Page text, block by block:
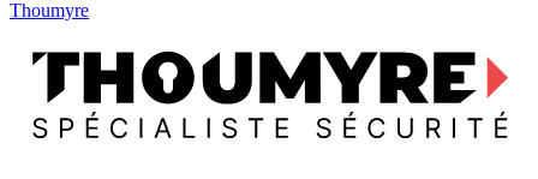
Thoumyre